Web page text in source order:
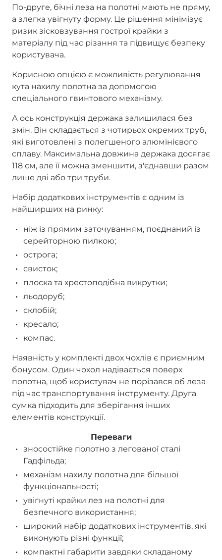
По-друге, бічні леза на полотні мають не пряму,
а злегка увігнуту форму. Це рішення мінімізує
ризик зісковзування гострої крайки з
матеріалу під час різання та підвищує безпеку
користувача.
Корисною опцією є можливість регулювання
кута нахилу полотна за допомогою
спеціального гвинтового механізму.
А ось конструкція держака залишилася без
змін. Він складається з чотирьох окремих труб,
які виготовлені з полегшеного алюмінієвого
сплаву. Максимальна довжина держака досягає
118 см, але її можна зменшити, з'єднавши разом
лише дві або три труби.
Набір додаткових інструментів є одним із
найширших на ринку:
ніж із прямим заточуванням, поєднаний із
серейторною пилкою;
острога;
свисток;
плоска та хрестоподібна викрутки;
льодоруб;
склобій;
кресало;
компас.
Наявність у комплекті двох чохлів є приємним
бонусом. Один чохол надівається поверх
полотна, щоб користувач не порізався об леза
під час транспортування інструменту. Друга
сумка підходить для зберігання інших
елементів конструкції.
Переваги
зносостійке полотно з легованої сталі
Гадфільда;
механізм нахилу полотна для більшої
функціональності;
увігнуті крайки лез на полотні для
безпечного використання;
широкий набір додаткових інструментів, які
виконують різні функції;
компактні габарити завдяки складаному